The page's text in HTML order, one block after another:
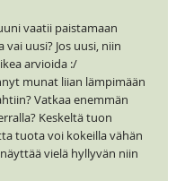
vaatii paistamaan
uusi? Jos uusi, niin
arvioida :/
munat liian lämpimään
Vatkaa enemmän
Keskeltä tuon
tuota voi kokeilla vähän
vielä hyllyvän niin